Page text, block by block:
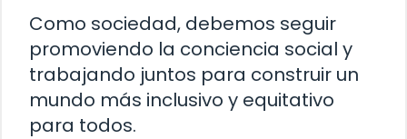
Como sociedad, debemos seguir
promoviendo la conciencia social y
trabajando juntos para construir un
mundo más inclusivo y equitativo
para todos.